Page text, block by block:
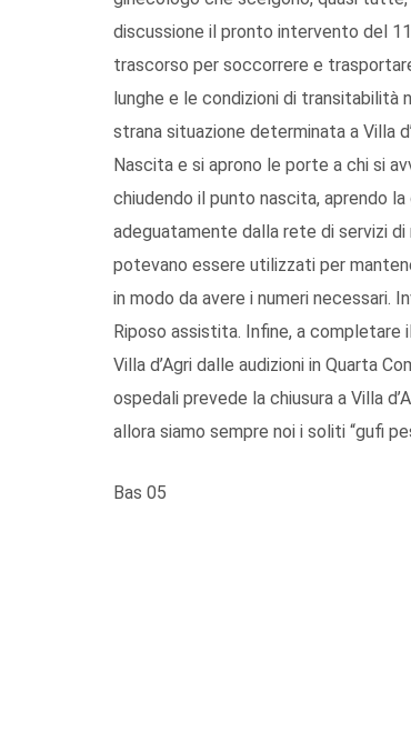
discussione il pronto intervento del
trascorso per soccorrere e
lunghe e le condizioni di
strana situazione determinata a Villa
Nascita e si aprono le porte a chi si
chiudendo il punto nascita, aprendo
adeguatamente dalla rete di servizi
potevano essere utilizzati per
in modo da avere i numeri necessari.
Riposo assistita. Infine, a completare
Villa d’Agri dalle audizioni in Quarta
ospedali prevede la chiusura a Villa
allora siamo sempre noi i soliti “gufi
Bas 05